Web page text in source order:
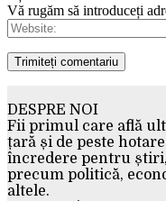
Vă rugăm să introduceți
DESPRE NOI
Fii primul care află
țară și de peste
încredere pentru
precum politică,
altele.